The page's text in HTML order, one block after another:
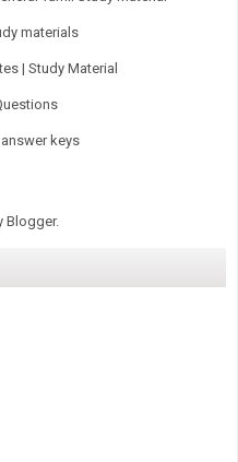
materials
| Study Material
answer keys
Blogger.